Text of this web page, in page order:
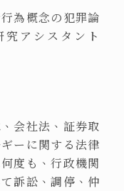
為概念の犯罪論
アシスタント
会社法、証券取
ーに関する法律
度も、行政機関
訴訟、調停、仲